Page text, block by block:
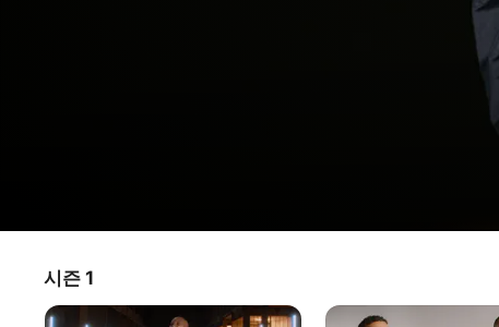
소프라노:
음악으로,
TV 프로그램
시즌 1